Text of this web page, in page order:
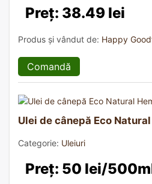
Preț: 38.49 lei
Produs și vândut de: Happy
Comandă
Ulei de cânepă Eco
Categorie: Uleiuri
Preț: 50 lei/